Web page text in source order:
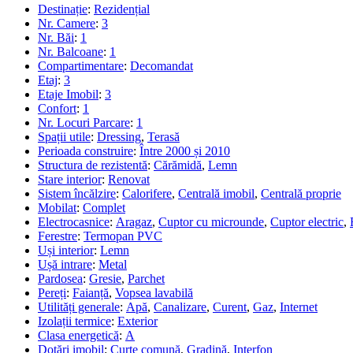
Destinație: Rezidențial
Nr. Camere: 3
Nr. Băi: 1
Nr. Balcoane: 1
Compartimentare: Decomandat
Etaj: 3
Etaje Imobil: 3
Confort: 1
Nr. Locuri Parcare: 1
Spații utile: Dressing, Terasă
Perioada construire: Între 2000 și 2010
Structura de rezistentă: Cărămidă, Lemn
Stare interior: Renovat
Sistem încălzire: Calorifere, Centrală imobil, Centrală proprie
Mobilat: Complet
Electrocasnice: Aragaz, Cuptor cu microunde, Cuptor electric,
Ferestre: Termopan PVC
Uși interior: Lemn
Ușă intrare: Metal
Pardosea: Gresie, Parchet
Pereți: Faianță, Vopsea lavabilă
Utilități generale: Apă, Canalizare, Curent, Gaz, Internet
Izolații termice: Exterior
Clasa energetică: A
Dotări imobil: Curte comună, Gradină, Interfon